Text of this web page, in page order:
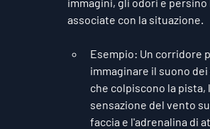
associate con la situazione.
Esempio: Un corridore
immaginare il suono
che colpiscono la pista,
sensazione del vento
faccia e l'adrenalina di